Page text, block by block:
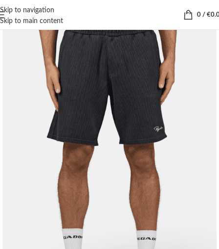
Skip to navigation
Skip to main content
0 / €